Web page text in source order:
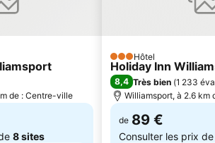
de : Centre-ville
8 sites
3 Étoiles
Hôtel
Holiday Inn
8,4 Très bien (1 233
Williamsport, à 2.6 km
de 89 €
Consulter les prix